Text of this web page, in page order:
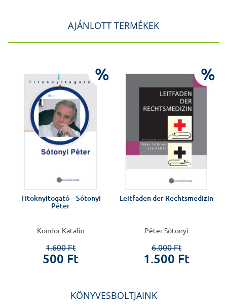
AJÁNLOTT TERMÉKEK
%
Titoknyitogató – Sótonyi
Péter
Kondor Katalin
1.600 Ft
500 Ft
%
Leitfaden der Rechtsmedizin
Péter Sótonyi
6.000 Ft
1.500 Ft
KÖNYVESBOLTJAINK